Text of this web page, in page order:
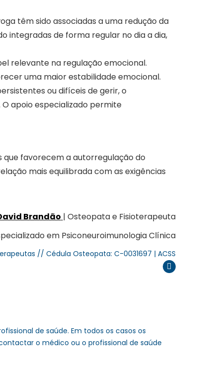
têm sido associadas a uma redução da
integradas de forma regular no dia a dia,
relevante na regulação emocional.
uma maior estabilidade emocional.
ou difíceis de gerir, o
apoio especializado permite
que favorecem a autorregulação do
mais equilibrada com as exigências
Brandão | Osteopata e Fisioterapeuta
em Psiconeuroimunologia Clínica
// Cédula Osteopata: C-0031697 | ACSS
Instagram
de saúde. Em todos os casos os
o médico ou o profissional de saúde